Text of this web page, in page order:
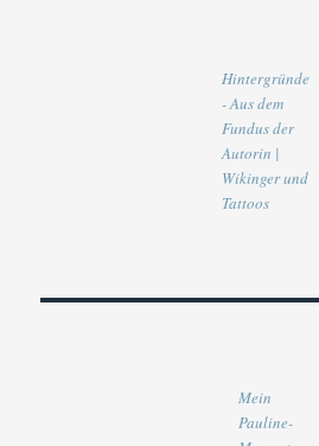
Hintergründe
- Aus dem
Fundus der
Autorin |
Wikinger und
Tattoos
Mein
Pauline-